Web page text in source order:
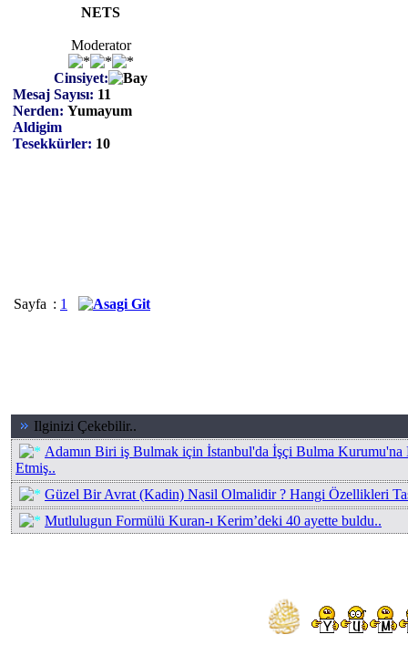
NETS
Moderator
Cinsiyet:
Mesaj Sayısı: 11
Nerden: Yumayum
Aldigim
Tesekkürler: 10
Sayfa : 1
Ilginizi Çekebilir..
Adamın Biri iş Bulmak için İstanbul'da İşçi Bulma Kurumu'na
Etmiş..
Güzel Bir Avrat (Kadin) Nasil Olmalidir ? Hangi Özellikleri
Mutlulugun Formülü Kuran-ı Kerim’deki 40 ayette buldu..